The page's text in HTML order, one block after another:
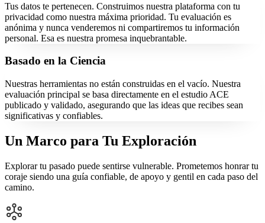
Tus datos te pertenecen. Construimos nuestra plataforma con tu
privacidad como nuestra máxima prioridad. Tu evaluación es
anónima y nunca venderemos ni compartiremos tu información
personal. Esa es nuestra promesa inquebrantable.
Basado en la Ciencia
Nuestras herramientas no están construidas en el vacío. Nuestra
evaluación principal se basa directamente en el estudio ACE
publicado y validado, asegurando que las ideas que recibes sean
significativas y confiables.
Un Marco para Tu Exploración
Explorar tu pasado puede sentirse vulnerable. Prometemos honrar tu
coraje siendo una guía confiable, de apoyo y gentil en cada paso del
camino.